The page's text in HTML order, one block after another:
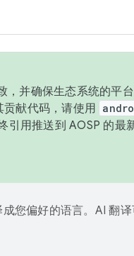
并确保生态系统的平
献代码，请使用
引用推送到 AOSP 的最
您偏好的语言。AI 翻